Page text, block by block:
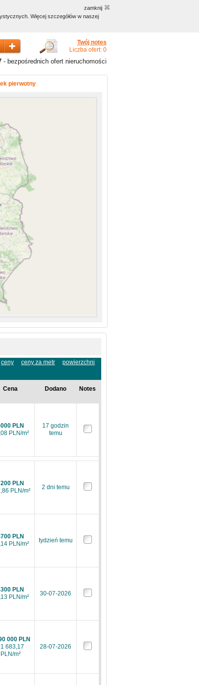
zamknij
Więcej szczegółów w naszej
Twój notes
Liczba ofert: 0
- bezpośrednich ofert nieruchomości
pierwotny
ceny ceny za metr
powierzchni
Cena Dodano Notes
PLN
PLN/m²
17 godzin
temu
PLN
PLN/m²
2 dni temu
PLN
PLN/m²
tydzień temu
PLN
PLN/m²
30-07-2026
000 PLN
683,17
PLN/m²
28-07-2026